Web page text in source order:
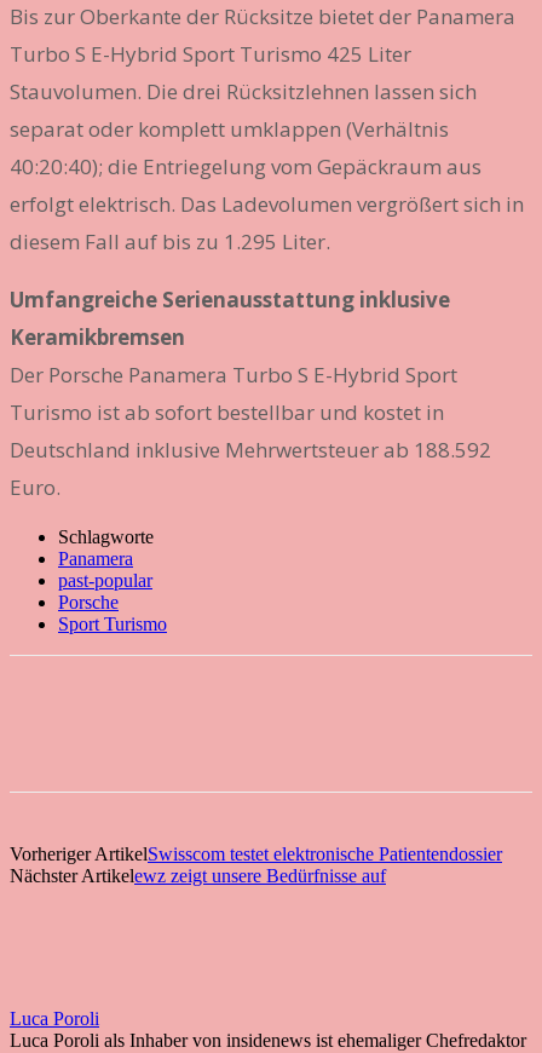
Bis zur Oberkante der Rücksitze bietet der Panamera
Turbo S E-Hybrid Sport Turismo 425 Liter
Stauvolumen. Die drei Rücksitzlehnen lassen sich
separat oder komplett umklappen (Verhältnis
40:20:40); die Entriegelung vom Gepäckraum aus
erfolgt elektrisch. Das Ladevolumen vergrößert sich in
diesem Fall auf bis zu 1.295 Liter.
Umfangreiche Serienausstattung inklusive
Keramikbremsen
Der Porsche Panamera Turbo S E-Hybrid Sport
Turismo ist ab sofort bestellbar und kostet in
Deutschland inklusive Mehrwertsteuer ab 188.592
Euro.
Schlagworte
Panamera
past-popular
Porsche
Sport Turismo
Vorheriger ArtikelSwisscom testet elektronische Patientendossier
Nächster Artikelewz zeigt unsere Bedürfnisse auf
Luca Poroli
Luca Poroli als Inhaber von insidenews ist ehemaliger Chefredaktor